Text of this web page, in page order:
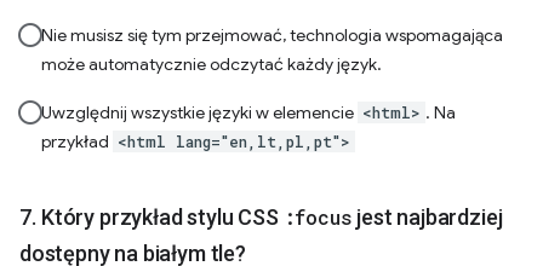
Nie musisz się tym przejmować, technologia wspomagająca
może automatycznie odczytać każdy język.
Uwzględnij wszystkie języki w elemencie <html> . Na
przykład <html lang="en,lt,pl,pt">
Który przykład stylu CSS :focus jest najbardziej
dostępny na białym tle?